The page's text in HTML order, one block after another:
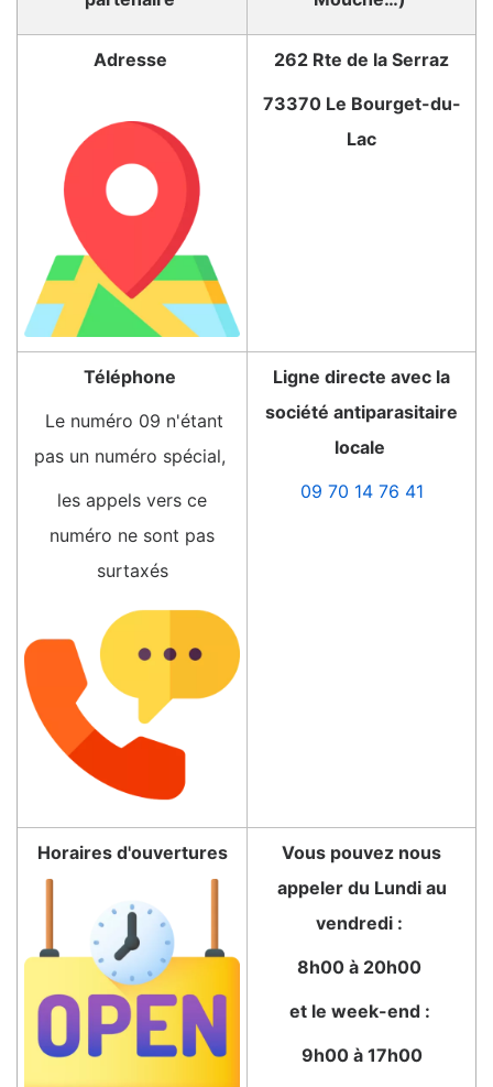
Adresse
262 Rte de la Serraz
73370 Le Bourget-du-
Lac
Téléphone
Le numéro 09 n'étant
pas un numéro spécial,
les appels vers ce
numéro ne sont pas
surtaxés
Ligne directe avec la
société antiparasitaire
locale
09 70 14 76 41
Horaires d'ouvertures
Vous pouvez nous
appeler du Lundi au
vendredi :
8h00 à 20h00
et le week-end :
9h00 à 17h00